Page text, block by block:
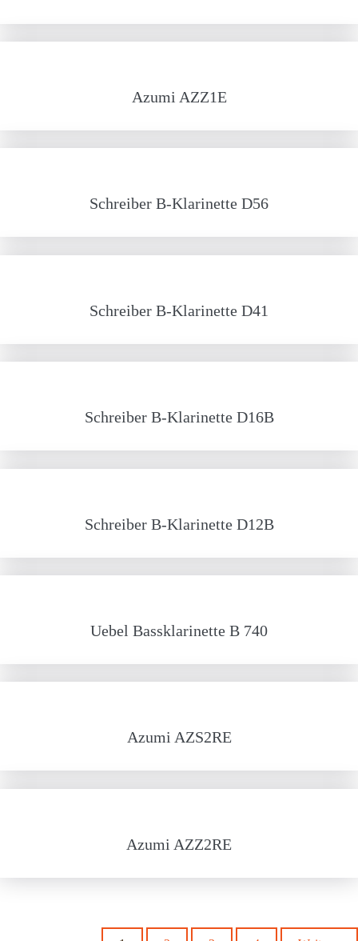
Azumi AZZ1E
Schreiber B-Klarinette D56
Schreiber B-Klarinette D41
Schreiber B-Klarinette D16B
Schreiber B-Klarinette D12B
Uebel Bassklarinette B 740
Azumi AZS2RE
Azumi AZZ2RE